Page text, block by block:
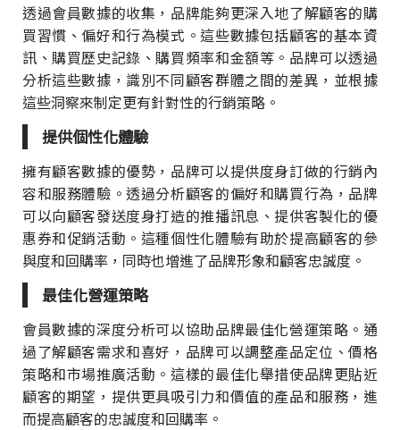
透過會員數據的收集，品牌能夠更深入地了解顧客的購
買習慣、偏好和行為模式。這些數據包括顧客的基本資
訊、購買歷史記錄、購買頻率和金額等。品牌可以透過
分析這些數據，識別不同顧客群體之間的差異，並根據
這些洞察來制定更有針對性的行銷策略。
提供個性化體驗
擁有顧客數據的優勢，品牌可以提供度身訂做的行銷內
容和服務體驗。透過分析顧客的偏好和購買行為，品牌
可以向顧客發送度身打造的推播訊息、提供客製化的優
惠券和促銷活動。這種個性化體驗有助於提高顧客的參
與度和回購率，同時也增進了品牌形象和顧客忠誠度。
最佳化營運策略
會員數據的深度分析可以協助品牌最佳化營運策略。通
過了解顧客需求和喜好，品牌可以調整產品定位、價格
策略和市場推廣活動。這樣的最佳化舉措使品牌更貼近
顧客的期望，提供更具吸引力和價值的產品和服務，進
而提高顧客的忠誠度和回購率。